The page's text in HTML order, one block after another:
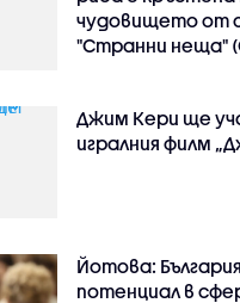
чудовището от
"Странни неща"
Джим Кери ще
игралния филм
Йотова:
потенциал в